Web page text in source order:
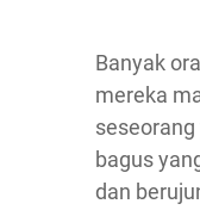
Banyak
mereka
bagus
dan